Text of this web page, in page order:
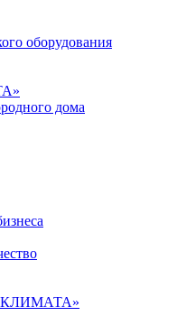
оборудования
дома
КЛИМАТА»